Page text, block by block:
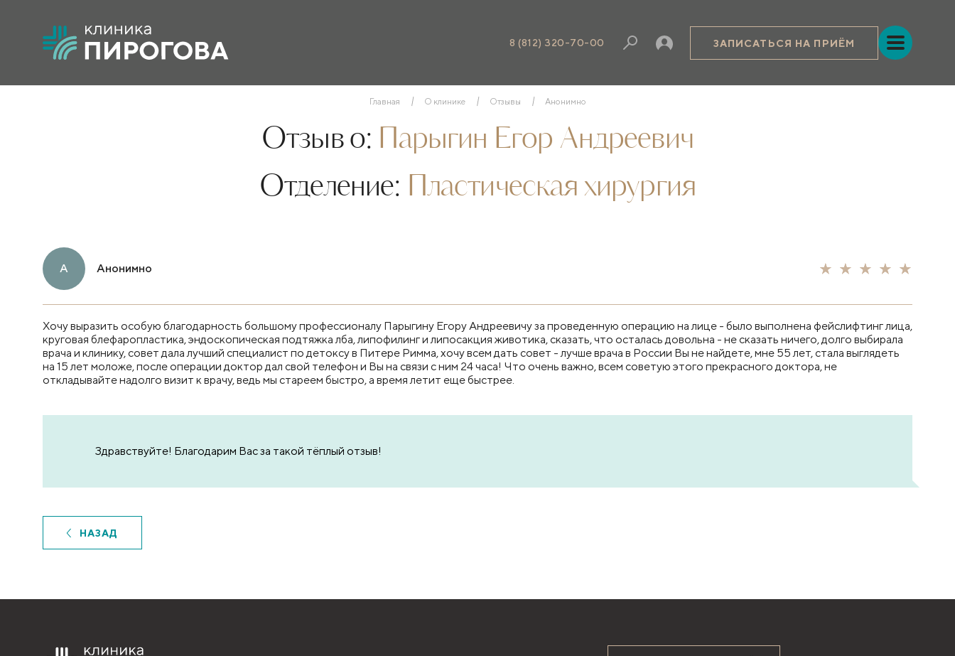
8 (812) 320-70-00 ЗАПИСАТЬСЯ НА ПРИЁМ
Главная О клинике Отзывы Анонимно
Отзыв о: Парыгин Егор Андреевич
Отделение: Пластическая хирургия
А Анонимно
Хочу выразить особую благодарность большому профессионалу Парыгину Егору Андреевичу за проведенную операцию на лице - было выполнена фейслифтинг лица,
круговая блефаропластика, эндоскопическая подтяжка лба, липофилинг и липосакция животика, сказать, что осталась довольна - не сказать ничего, долго выбирала
врача и клинику, совет дала лучший специалист по детоксу в Питере Римма, хочу всем дать совет - лучше врача в России Вы не найдете, мне 55 лет, стала выглядеть
на 15 лет моложе, после операции доктор дал свой телефон и Вы на связи с ним 24 часа! Что очень важно, всем советую этого прекрасного доктора, не
откладывайте надолго визит к врачу, ведь мы стареем быстро, а время летит еще быстрее.
Здравствуйте! Благодарим Вас за такой тёплый отзыв!
НАЗАД